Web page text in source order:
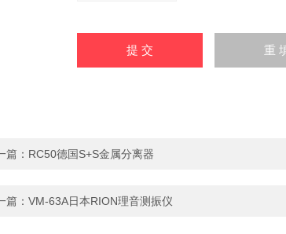
篇： RC50德国S+S金属分离器
篇： VM-63A日本RION理音测振仪